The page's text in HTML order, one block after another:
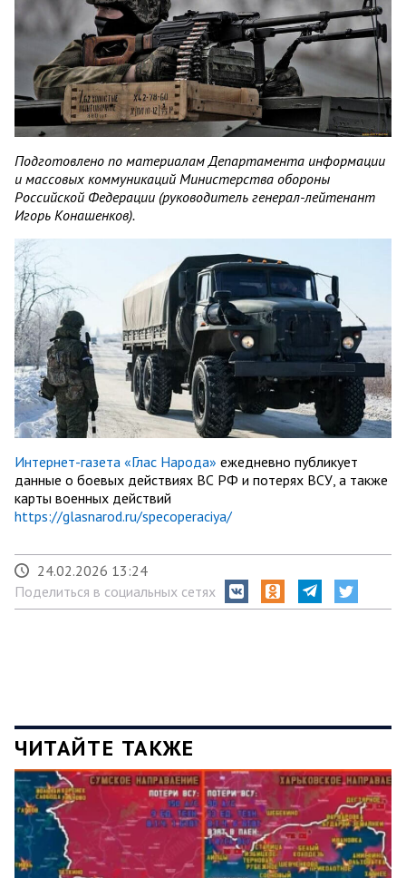
Подготовлено по материалам Департамента информации
и массовых коммуникаций Министерства обороны
Российской Федерации (руководитель генерал-лейтенант
Игорь Конашенков).
Интернет-газета «Глас Народа» ежедневно публикует
данные о боевых действиях ВС РФ и потерях ВСУ, а также
карты военных действий
https://glasnarod.ru/specoperaciya/
24.02.2026 13:24
Поделиться в социальных сетях
ЧИТАЙТЕ ТАКЖЕ